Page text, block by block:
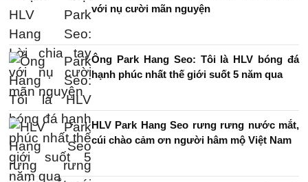
với nụ cười mãn nguyện
Ông Park Hang Seo: Tôi là HLV bóng đá
hạnh phúc nhất thế giới suốt 5 năm qua
HLV Park Hang Seo rưng rưng nước mắt,
cúi chào cảm ơn người hâm mộ Việt Nam